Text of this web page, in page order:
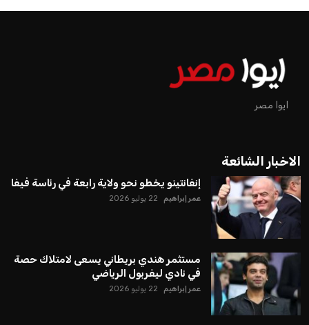
ايوا مصر
الاخبار الشائعة
إنفانتينو يخطو نحو ولاية رابعة في رئاسة فيفا
عمر إبراهيم 22 يوليو 2026
مستثمر هندي بريطاني يسعى لامتلاك حصة
في نادي ليفربول الرياضي
عمر إبراهيم 22 يوليو 2026